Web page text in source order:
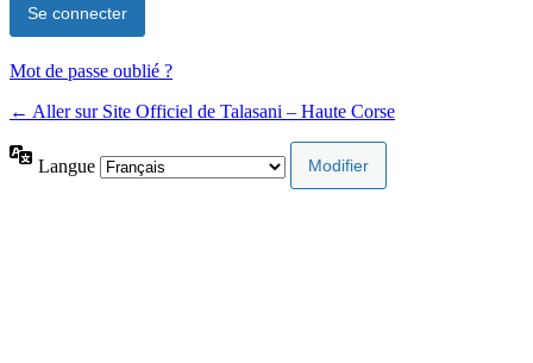
Mot de passe oublié ?
← Aller sur Site Officiel de Talasani – Haute Corse
Langue